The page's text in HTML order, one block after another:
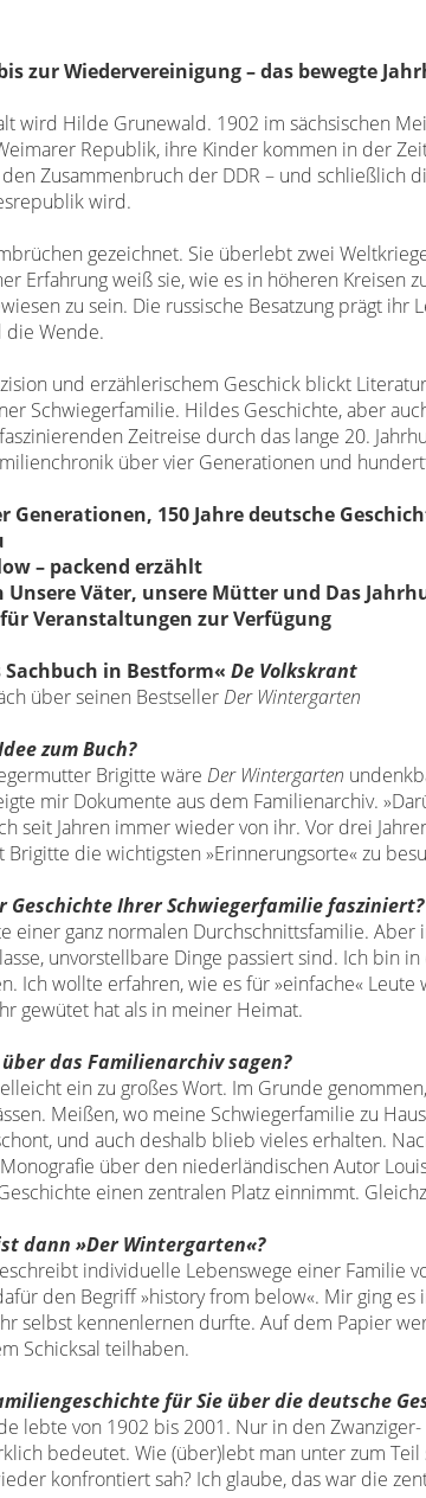
zur Wiedervereinigung– das bewegte
wird Hilde Grunewald. 1902 im sächsischen
Republik, ihre Kinder kommen in der
Zusammenbruch der DDR – und schließlich
wird.
gezeichnet. Sie überlebt zwei
Erfahrung weiß sie,wie es in höheren Kreisen
zu sein. Die russische Besatzung prägt ihr
die Wende.
und erzählerischem Geschick blickt
Schwiegerfamilie. Hildes Geschichte, aber
Zeitreise durch das lange 20.
über vier Generationen und
Generationen, 150 Jahre deutsche
– packend erzählt
Unsere Väter, unsere Mütter und Das
Veranstaltungen zur Verfügung
in Bestform« De Volkskrant
über seinen Bestseller Der Wintergarten
zum Buch?
Brigitte wäre DerWintergarten
mir Dokumente aus dem Familienarchiv.
seit Jahren immer wieder von ihr. Vor drei
Brigitte die wichtigsten »Erinnerungsorte« zu
Geschichte IhrerSchwiegerfamilie fasziniert?
einer ganz normalen Durchschnittsfamilie. Aber
unvorstellbare Dinge passiert sind. Ich bin in
Ich wollte erfahren, wie es für »einfache« Leute
gewütet hat als in meiner Heimat.
das Familienarchiv sagen?
ein zu großes Wort. Im Grunde
Meißen, wo meine Schwiegerfamilie zu
und auch deshalb blieb vieles erhalten.
über den niederländischen Autor
einen zentralen Platz einnimmt.
dann »Der Wintergarten«?
individuelle Lebenswege einer Familie
den Begriff»history from below«. Mir ging es
selbst kennenlernen durfte. Auf dem Papier
Schicksal teilhaben.
für Sie über die deutsche
lebte von 1902 bis 2001. Nur in den
bedeutet. Wie (über)lebt man unter zum Teil
konfrontiert sah? Ich glaube, das war die